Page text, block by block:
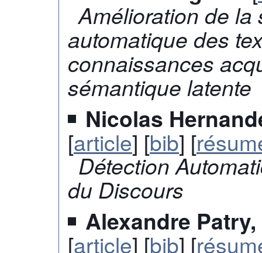
Amélioration de la
automatique des
connaissances
sémantique latente
Nicolas
[article] [bib] [
Détection
du Discours
Alexandre
[article] [bib] [